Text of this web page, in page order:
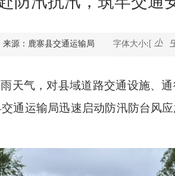
利企查询
来源：鹿寨县交通运输局 字体大小:[ 小
天气，对县域道路交通设施、
通运输局迅速启动防汛防台风